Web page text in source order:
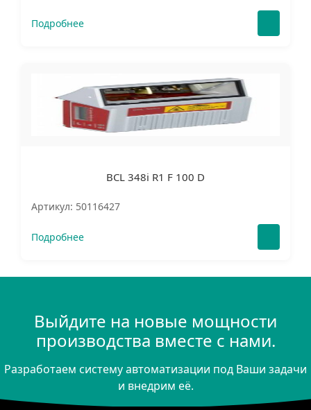
Подробнее
BCL 348i R1 F 100 D
Артикул: 50116427
Подробнее
Выйдите на новые мощности
производства вместе с нами.
Разработаем систему автоматизации под Ваши задачи
и внедрим её.